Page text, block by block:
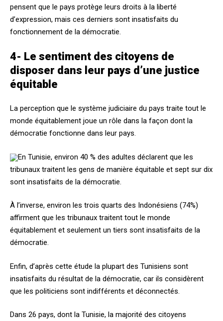
pensent que le pays protège leurs droits à la liberté
d’expression, mais ces derniers sont insatisfaits du
fonctionnement de la démocratie.
4- Le sentiment des citoyens de
disposer dans leur pays d’une justice
équitable
La perception que le système judiciaire du pays traite tout le
monde équitablement joue un rôle dans la façon dont la
démocratie fonctionne dans leur pays.
En Tunisie, environ 40 % des adultes déclarent que les
tribunaux traitent les gens de manière équitable et sept sur dix
sont insatisfaits de la démocratie.
À l’inverse, environ les trois quarts des Indonésiens (74%)
affirment que les tribunaux traitent tout le monde
équitablement et seulement un tiers sont insatisfaits de la
démocratie.
Enfin, d’après cette étude la plupart des Tunisiens sont
insatisfaits du résultat de la démocratie, car ils considèrent
que les politiciens sont indifférents et déconnectés.
Dans 26 pays, dont la Tunisie, la majorité des citoyens